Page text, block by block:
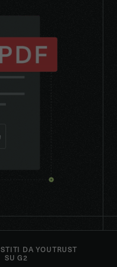
DA YOUTRUST
SU G2